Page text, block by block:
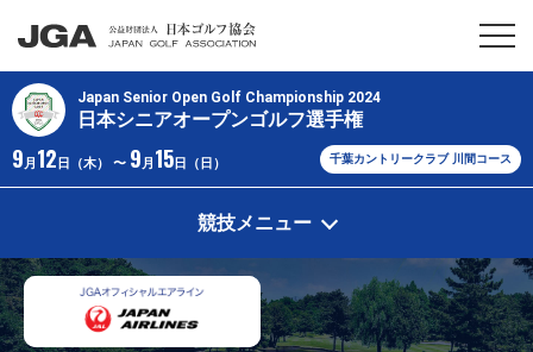
Japan Senior Open Golf Championship 2024
日本シニアオープンゴルフ選手権
9 月 12 日（木） 〜 9 月 15日（日） 千葉カントリークラブ 川間コース
競技メニュー